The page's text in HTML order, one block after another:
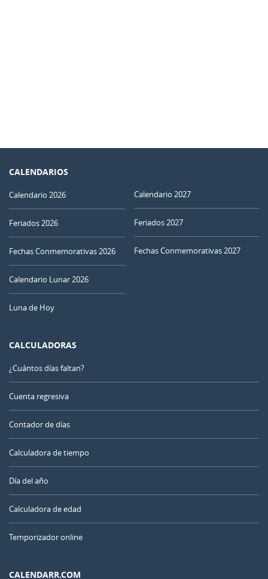
CALENDARIOS
Calendario 2026
Feriados 2026
Fechas Conmemorativas 2026
Calendario Lunar 2026
Luna de Hoy
Calendario 2027
Feriados 2027
Fechas Conmemorativas 2027
CALCULADORAS
¿Cuántos días faltan?
Cuenta regresiva
Contador de días
Calculadora de tiempo
Día del año
Calculadora de edad
Temporizador online
CALENDARR.COM